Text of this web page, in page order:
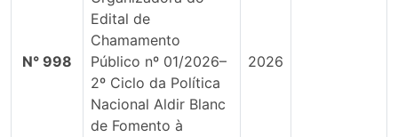
N° 998
Edital de
Chamamento
Público nº 01/2026–
2º Ciclo da Política
Nacional Aldir Blanc
de Fomento à
2026